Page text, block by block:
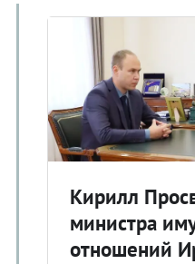
Кирилл
министра
отношений